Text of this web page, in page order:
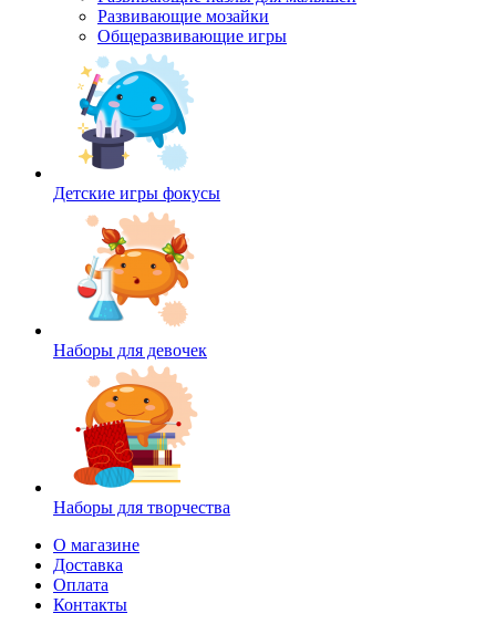
Развивающие мозайки
Общеразвивающие игры
Детские игры фокусы
Наборы для девочек
Наборы для творчества
О магазине
Доставка
Оплата
Контакты